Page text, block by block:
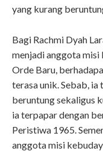
yang kurang
Bagi Rachmi Dyah
menjadi anggota misi
Orde Baru,
terasa unik. Sebab,
beruntung sekaligus
ia terpapar dengan
Peristiwa 1965.
anggota misi